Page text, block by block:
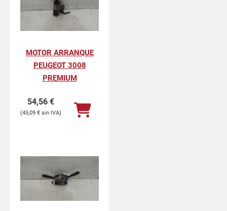
MOTOR ARRANQUE
PEUGEOT 3008
PREMIUM
54,56 €
45,09 €